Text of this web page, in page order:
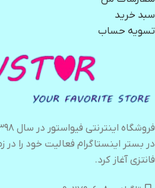
سبد خرید
تسویه حساب
در بستر اینستاگرام فعالیت خود را در
فانتزی آغاز کرد.